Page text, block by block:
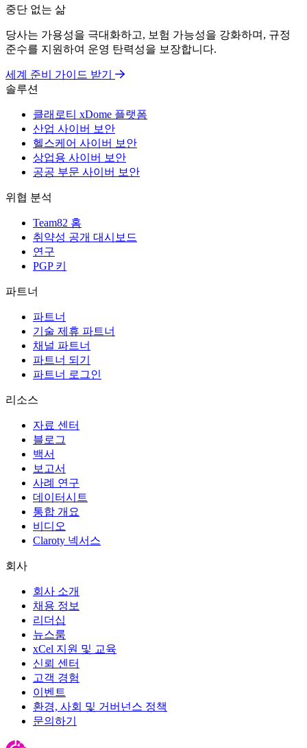
중단 없는 삶
당사는 가용성을 극대화하고, 보험 가능성을 강화하며, 규정
준수를 지원하여 운영 탄력성을 보장합니다.
세계 준비 가이드 받기
솔루션
클래로티 xDome 플랫폼
산업 사이버 보안
헬스케어 사이버 보안
상업용 사이버 보안
공공 부문 사이버 보안
위협 분석
Team82 홈
취약성 공개 대시보드
연구
PGP 키
파트너
파트너
기술 제휴 파트너
채널 파트너
파트너 되기
파트너 로그인
리소스
자료 센터
블로그
백서
보고서
사례 연구
데이터시트
통합 개요
비디오
Claroty 넥서스
회사
회사 소개
채용 정보
리더십
뉴스룸
xCel 지원 및 교육
신뢰 센터
고객 경험
이벤트
환경, 사회 및 거버넌스 정책
문의하기